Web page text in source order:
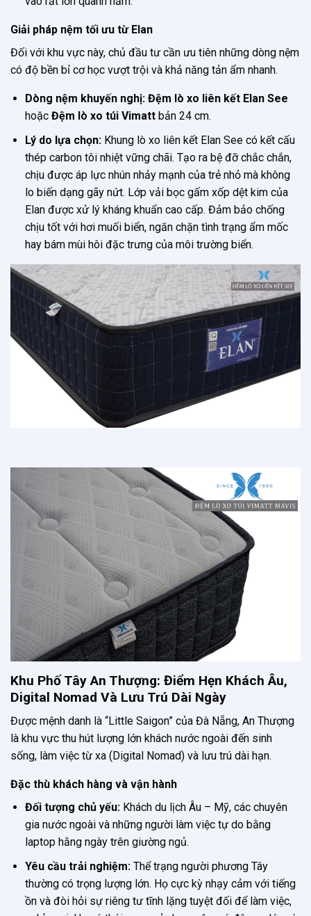
Giải pháp nệm tối ưu từ Elan
Đối với khu vực này, chủ đầu tư cần ưu tiên những dòng nệm
có độ bền bỉ cơ học vượt trội và khả năng tản ẩm nhanh.
Dòng nệm khuyến nghị: Đệm lò xo liên kết Elan See
hoặc Đệm lò xo túi Vimattbản 24 cm.
Lý do lựa chọn:Khung lò xo liên kết Elan See có kết cấu
thép carbon tôi nhiệt vững chãi. Tạo ra bệ đỡ chắc chắn,
chịu được áp lực nhún nhảy mạnh của trẻ nhỏ mà không
lo biến dạng gãy nứt. Lớp vải bọc gấm xốp dệt kim của
Elan được xử lý kháng khuẩn cao cấp. Đảm bảo chống
chịu tốt với hơi muối biển, ngăn chặn tình trạng ẩm mốc
hay bám mùi hôi đặc trưng của môi trường biển.
Khu Phố Tây An Thượng: Điểm Hẹn Khách Âu,
Digital Nomad Và Lưu Trú Dài Ngày
Được mệnh danh là “Little Saigon” của Đà Nẵng, An Thượng
là khu vực thu hút lượng lớn khách nước ngoài đến sinh
sống, làm việc từ xa (Digital Nomad) và lưu trú dài hạn.
Đặc thù khách hàng và vận hành
Đối tượng chủ yếu:Khách du lịch Âu – Mỹ, các chuyên
gia nước ngoài và những người làm việc tự do bằng
laptop hằng ngày trên giường ngủ.
Yêu cầu trải nghiệm:Thể trạng người phương Tây
thường có trọng lượng lớn. Họ cực kỳ nhạy cảm với tiếng
ồn và đòi hỏi sự riêng tư tĩnh lặng tuyệt đối để làm việc,